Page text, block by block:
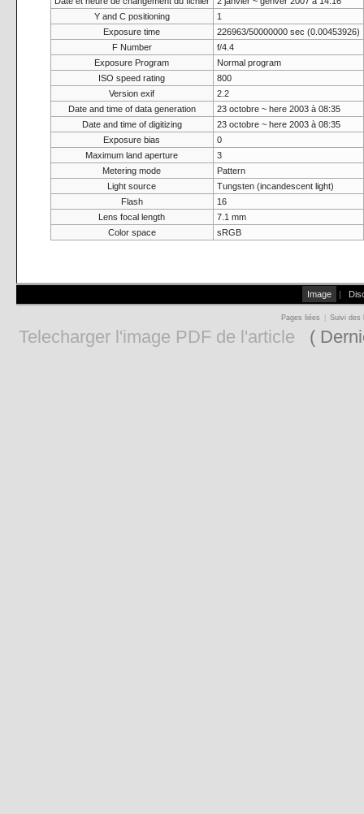
Y and C positioning
1
Exposure time
226963/50000000 sec (0.00453926)
F Number
f/4.4
Exposure Program
Normal program
ISO speed rating
800
Version exif
2.2
Date and time of data generation
23 octobre ~ here 2003 à 08:35
Date and time of digitizing
23 octobre ~ here 2003 à 08:35
Exposure bias
0
Maximum land aperture
3
Metering mode
Pattern
Light source
Tungsten (incandescent light)
Flash
16
Lens focal length
7.1 mm
Color space
sRGB
Image |
Pages liées Suivi des
Telecharger l'image PDF de l'article (